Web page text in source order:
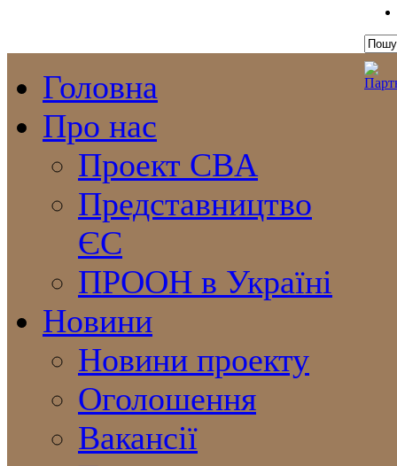
Головна
Про нас
Проект CBA
Представництво
ЄС
ПРООН в Україні
Новини
Новини проекту
Оголошення
Вакансії